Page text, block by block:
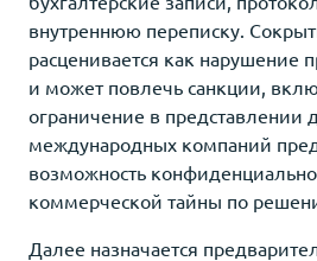
внутреннюю переписку.
расценивается как нарушение
и может повлечь санкции,
ограничение в представлении
международных компаний
возможность
коммерческой тайны по
Далее назначается